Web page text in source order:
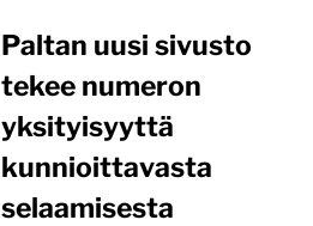
Paltan uusi sivusto
tekee numeron
yksityisyyttä
kunnioittavasta
selaamisesta